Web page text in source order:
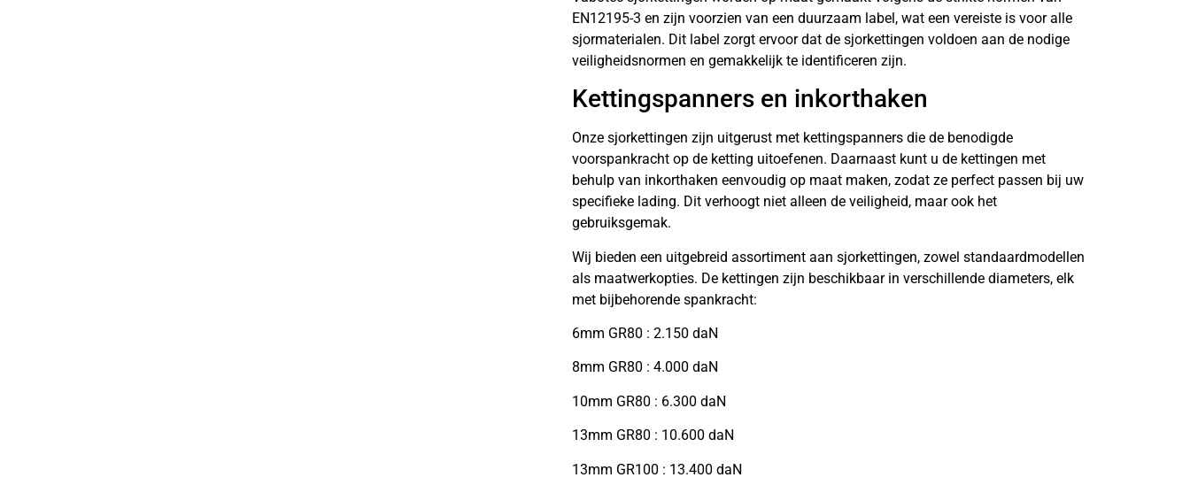
EN12195-3 en zijn voorzien van een duurzaam label, wat een vereiste is voor alle
sjormaterialen. Dit label zorgt ervoor dat de sjorkettingen voldoen aan de nodige
veiligheidsnormen en gemakkelijk te identificeren zijn.
Kettingspanners en inkorthaken
Onze sjorkettingen zijn uitgerust met kettingspanners die de benodigde
voorspankracht op de ketting uitoefenen. Daarnaast kunt u de kettingen met
behulp van inkorthaken eenvoudig op maat maken, zodat ze perfect passen bij uw
specifieke lading. Dit verhoogt niet alleen de veiligheid, maar ook het
gebruiksgemak.
Wij bieden een uitgebreid assortiment aan sjorkettingen, zowel standaardmodellen
als maatwerkopties. De kettingen zijn beschikbaar in verschillende diameters, elk
met bijbehorende spankracht:
6mm GR80 : 2.150 daN
8mm GR80 : 4.000 daN
10mm GR80 : 6.300 daN
13mm GR80 : 10.600 daN
13mm GR100 : 13.400 daN